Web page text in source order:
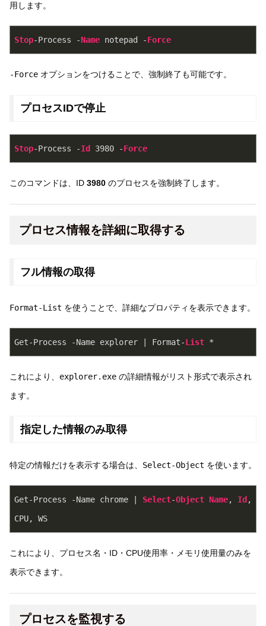
用します。
Stop-Process -Name notepad -Force
-Force オプションをつけることで、強制終了も可能です。
プロセスIDで停止
Stop-Process -Id 3980 -Force
このコマンドは、ID 3980 のプロセスを強制終了します。
プロセス情報を詳細に取得する
フル情報の取得
Format-List を使うことで、詳細なプロパティを表示できます。
Get-Process -Name explorer | Format-List *
これにより、 explorer.exe の詳細情報がリスト形式で表示され
ます。
指定した情報のみ取得
特定の情報だけを表示する場合は、 Select-Object を使います。
Get-Process -Name chrome | Select-Object Name, Id ,
CPU, WS
これにより、プロセス名・ID・CPU使用率・メモリ使用量のみを
表示できます。
プロセスを監視する